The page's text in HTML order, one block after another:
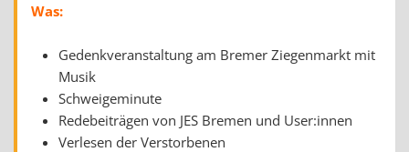
Was:
Gedenkveranstaltung am Bremer Ziegenmarkt mit
Musik
Schweigeminute
Redebeiträgen von JES Bremen und User:innen
Verlesen der Verstorbenen